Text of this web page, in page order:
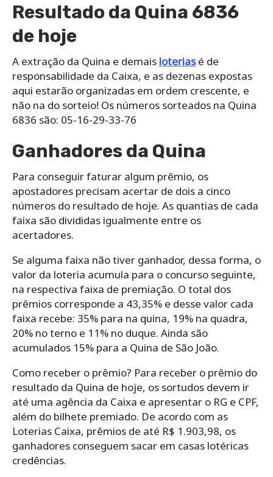
Resultado da Quina 6836
de hoje
A extração da Quina e demais loteriasé de
responsabilidade da Caixa, e as dezenas expostas
aqui estarão organizadas em ordem crescente, e
não na do sorteio! Os números sorteados na Quina
6836 são: 05-16-29-33-76
Ganhadores da Quina
Para conseguir faturar algum prêmio, os
apostadores precisam acertar de dois a cinco
números do resultado de hoje. As quantias de cada
faixa são divididas igualmente entre os
acertadores.
Se alguma faixa não tiver ganhador, dessa forma, o
valor da loteria acumula para o concurso seguinte,
na respectiva faixa de premiação. O total dos
prêmios corresponde a 43,35% e desse valor cada
faixa recebe: 35% para na quina, 19% na quadra,
20% no terno e 11% no duque. Ainda são
acumulados 15% para a Quina de São João.
Como receber o prêmio? Para receber o prêmio do
resultado da Quina de hoje, os sortudos devem ir
até uma agência da Caixa e apresentar o RG e CPF,
além do bilhete premiado. De acordo com as
Loterias Caixa, prêmios de até R$ 1.903,98, os
ganhadores conseguem sacar em casas lotéricas
credências.